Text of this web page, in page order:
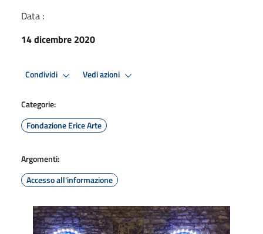
Data :
14 dicembre 2020
Condividi Vedi azioni
Categorie:
Fondazione Erice Arte
Argomenti:
Accesso all'informazione